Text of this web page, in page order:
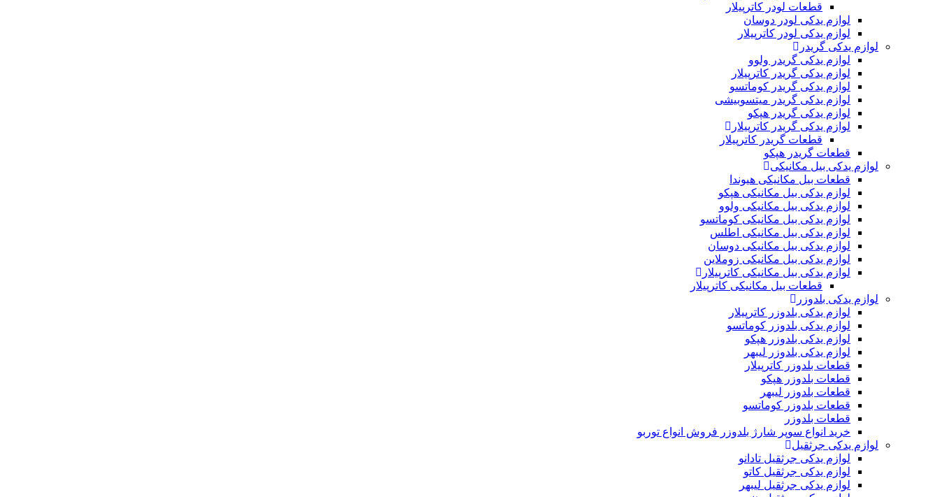
قطعات لودر کاترپیلار
لوازم یدکی لودر دوسان
لوازم یدکی لودر کاترپیلار
لوازم یدکی گریدر
لوازم یدکی گریدر ولوو
لوازم یدکی گریدر کاترپیلار
لوازم یدکی گریدر کوماتسو
لوازم یدکی گریدر میتسوبیشی
لوازم یدکی گریدر هپکو
لوازم یدکی گریدر کاترپیلار
قطعات گریدر کاترپیلار
قطعات گریدر هپکو
لوازم یدکی بیل مکانیکی
قطعات بیل مکانیکی هیوندا
لوازم یدکی بیل مکانیکی هپکو
لوازم یدکی بیل مکانیکی ولوو
لوازم یدکی بیل مکانیکی کوماتسو
لوازم یدکی بیل مکانیکی اطلس
لوازم یدکی بیل مکانیکی دوسان
لوازم یدکی بیل مکانیکی زوملاین
لوازم یدکی بیل مکانیکی کاترپیلار
قطعات بیل مکانیکی کاترپیلار
لوازم یدکی بلدوزر
لوازم یدکی بلدوزر کاترپیلار
لوازم یدکی بلدوزر کوماتسو
لوازم یدکی بلدوزر هپکو
لوازم یدکی بلدوزر لیبهر
قطعات بلدوزر کاترپیلار
قطعات بلدوزر هپکو
قطعات بلدوزر لیبهر
قطعات بلدوزر کوماتسو
قطعات بلدوزر
خرید انواع سوپر شارژ بلدوزر فروش انواع توربو
لوازم یدکی جرثقیل
لوازم یدکی جرثقیل تادانو
لوازم یدکی جرثقیل کاتو
لوازم یدکی جرثقیل لیبهر